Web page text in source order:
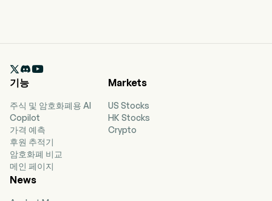

기능
주식 및 암호화폐용 AI
Copilot
가격 예측
후원 추적기
암호화폐 비교
메인 페이지
Markets
US Stocks
HK Stocks
Crypto
News